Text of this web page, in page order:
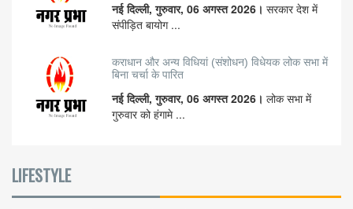
नई दिल्ली, गुरुवार, 06 अगस्त 2026। सरकार देश में
संपीड़ित बायोग ...
कराधान और अन्य विधियां (संशोधन) विधेयक लोक सभा में
बिना चर्चा के पारित
नई दिल्ली, गुरुवार, 06 अगस्त 2026। लोक सभा में
गुरुवार को हंगामे ...
LIFESTYLE